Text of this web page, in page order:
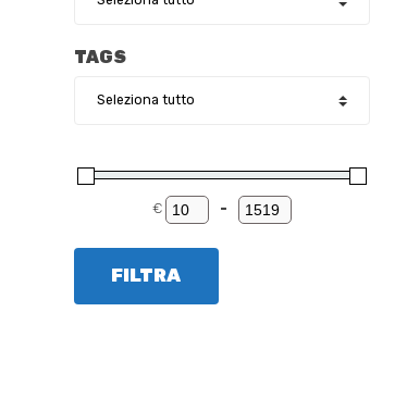
TAGS
€
Minimum Price
-
Maximum Price
FILTRA